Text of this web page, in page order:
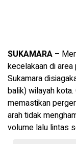
SUKAMARA –
kecelakaan di
Sukamara
balik) wilayah
memastikan
arah tidak
volume lalu lintas